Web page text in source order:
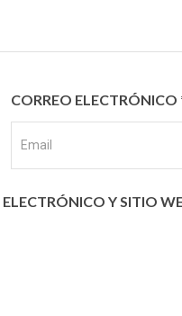
CORREO ELECTRÓNICO
Y SITIO